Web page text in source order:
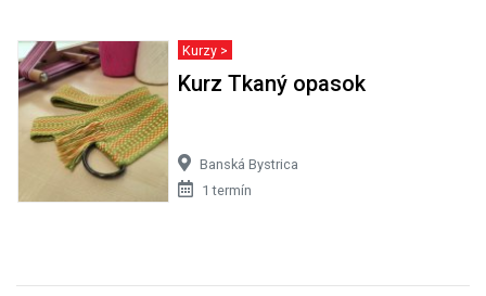
Kurzy >
Kurz Tkaný opasok
Banská Bystrica
1 termín